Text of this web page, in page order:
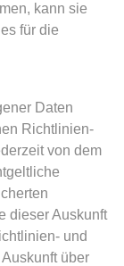
kann sie
für die
Daten
Richtlinien-
von dem
dieser Auskunft
und
über